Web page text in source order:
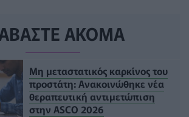
ΑΚΟΜΑ
Μη μεταστατικός καρκίνος του
προστάτη: Ανακοινώθηκε νέα
θεραπευτική αντιμετώπιση
στην ASCO 2026